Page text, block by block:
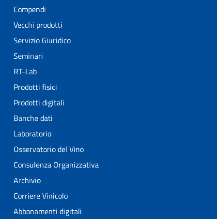
Compendi
Vecchi prodotti
Servizio Giuridico
Seminari
RT-Lab
Prodotti fisici
Prodotti digitali
Banche dati
Laboratorio
Osservatorio del Vino
Consulenza Organizzativa
Archivio
Corriere Vinicolo
Abbonamenti digitali